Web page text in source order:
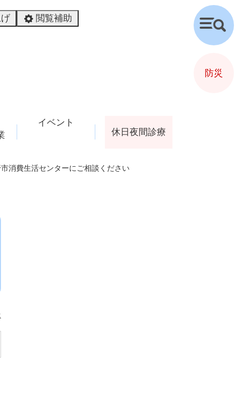
閲覧補助
イベント
休日夜間診療
消費生活センターにご相談ください
検
索
防災